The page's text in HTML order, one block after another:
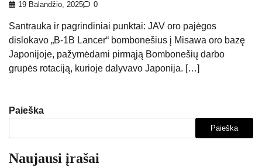
19 Balandžio, 2025 0
Santrauka ir pagrindiniai punktai: JAV oro pajėgos
dislokavo „B-1B Lancer“ bombonešius į Misawa oro bazę
Japonijoje, pažymėdami pirmąją Bombonešių darbo
grupės rotaciją, kurioje dalyvavo Japonija. […]
Paieška
Paieška
Naujausi įrašai